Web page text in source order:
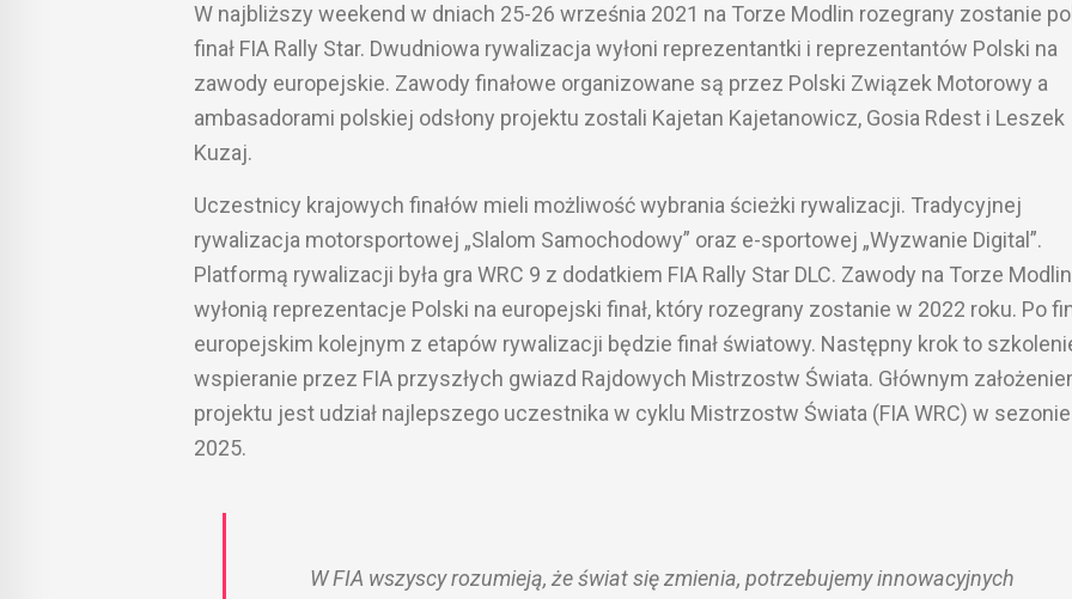
W najbliższy weekend w dniach 25-26 września 2021 na Torze Modlin rozegrany zostanie
finał FIA Rally Star. Dwudniowa rywalizacja wyłoni reprezentantki i reprezentantów Polski na
zawody europejskie. Zawody finałowe organizowane są przez Polski Związek Motorowy a
ambasadorami polskiej odsłony projektu zostali Kajetan Kajetanowicz, Gosia Rdest i Leszek
Kuzaj.
Uczestnicy krajowych finałów mieli możliwość wybrania ścieżki rywalizacji. Tradycyjnej
rywalizacja motorsportowej „Slalom Samochodowy” oraz e-sportowej „Wyzwanie Digital”.
Platformą rywalizacji była gra WRC 9 z dodatkiem FIA Rally Star DLC. Zawody na Torze Modlin
wyłonią reprezentacje Polski na europejski finał, który rozegrany zostanie w 2022 roku. Po
europejskim kolejnym z etapów rywalizacji będzie finał światowy. Następny krok to
wspieranie przez FIA przyszłych gwiazd Rajdowych Mistrzostw Świata. Głównym
projektu jest udział najlepszego uczestnika w cyklu Mistrzostw Świata (FIA WRC) w sezonie
2025.
W FIA wszyscy rozumieją, że świat się zmienia, potrzebujemy innowacyjnych